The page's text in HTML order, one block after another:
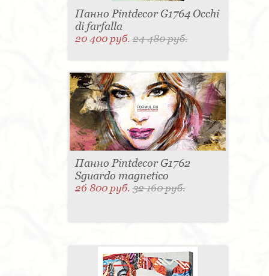
Панно Pintdecor G1764 Occhi
di farfalla
20 400 руб.24 480 руб.
Панно Pintdecor G1762
Sguardo magnetico
26 800 руб.32 160 руб.